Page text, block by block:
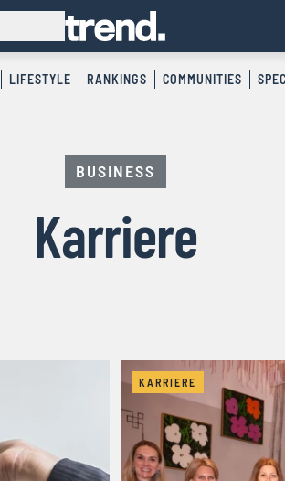
LIFESTYLE RANKINGS COMMUNITIES
BUSINESS
Karriere
KARRIERE